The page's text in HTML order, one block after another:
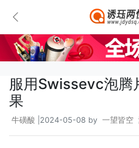
服用Swissevc泡腾
果
牛磺酸 |2024-05-08 by 一望皆空